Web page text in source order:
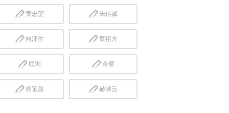
黄忠堃 朱信诚
向泽生 黄祖方
顾询 余察
胡宝昌 赫淑云